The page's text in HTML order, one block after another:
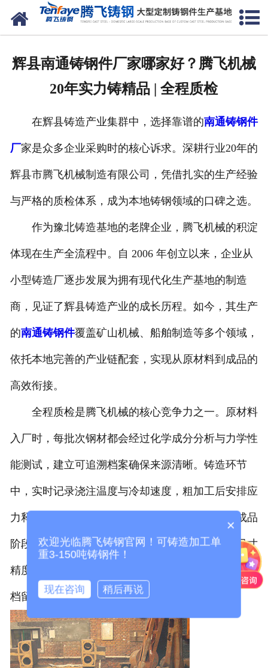
网站首页
生产能力
联系我们
辉县南通铸钢件厂家哪家好？腾飞机械
20年实力铸精品 | 全程质检
在辉县铸造产业集群中，选择靠谱的南通铸钢件
厂家是众多企业采购时的核心诉求。深耕行业20年的
辉县市腾飞机械制造有限公司，凭借扎实的生产经验
与严格的质检体系，成为本地铸钢领域的口碑之选。
作为豫北铸造基地的老牌企业，腾飞机械的积淀
体现在生产全流程中。自 2006 年创立以来，企业从
小型铸造厂逐步发展为拥有现代化生产基地的制造
商，见证了辉县铸造产业的成长历程。如今，其生产
的南通铸钢件覆盖矿山机械、船舶制造等多个领域，
依托本地完善的产业链配套，实现从原材料到成品的
高效衔接。
全程质检是腾飞机械的核心竞争力之一。原材料
入厂时，每批次钢材都会经过化学成分分析与力学性
能测试，建立可追溯档案确保来源清晰。铸造环节
中，实时记录浇注温度与冷却速度，粗加工后安排应
力释放工序，通过多道工序监控减少缺陷风险。成品
阶段，三坐标测量仪与无损检测设备的应用，让尺寸
精度与内部质量得到双重验证，相关检测数据全部归
档留存。
×
欢迎光临腾飞铸钢官网！可铸造加工单
重3-150吨铸钢件！
现在咨询 稍后再说